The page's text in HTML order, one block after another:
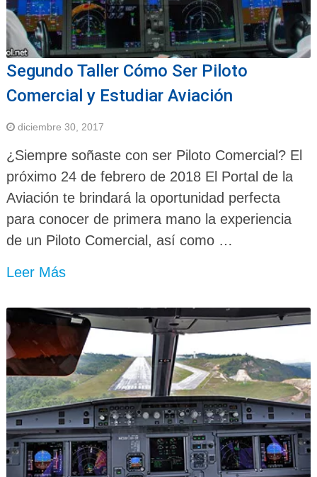
Segundo Taller Cómo Ser Piloto
Comercial y Estudiar Aviación
diciembre 30, 2017
¿Siempre soñaste con ser Piloto Comercial? El
próximo 24 de febrero de 2018 El Portal de la
Aviación te brindará la oportunidad perfecta
para conocer de primera mano la experiencia
de un Piloto Comercial, así como …
Leer Más